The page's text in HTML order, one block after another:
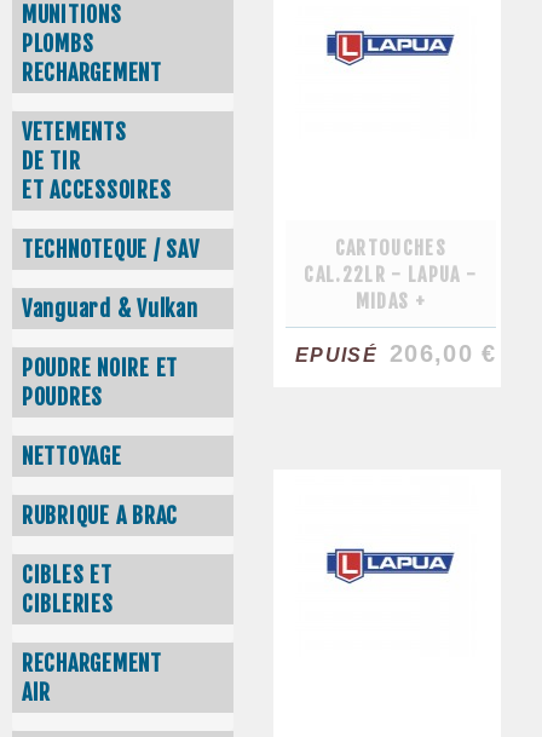
MUNITIONS
PLOMBS
RECHARGEMENT
VETEMENTS
DE TIR
ET ACCESSOIRES
TECHNOTEQUE / SAV
Vanguard & Vulkan
POUDRE NOIRE ET
POUDRES
NETTOYAGE
RUBRIQUE A BRAC
CIBLES ET
CIBLERIES
RECHARGEMENT
AIR
CARTOUCHES
CAL.22LR - LAPUA -
MIDAS +
EPUISÉ 206,00 €